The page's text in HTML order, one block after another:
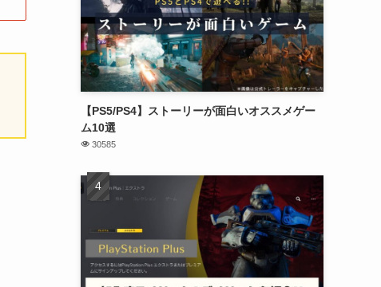
【PS5/PS4】ストーリーが面白いオススメゲー
ム10選
30585